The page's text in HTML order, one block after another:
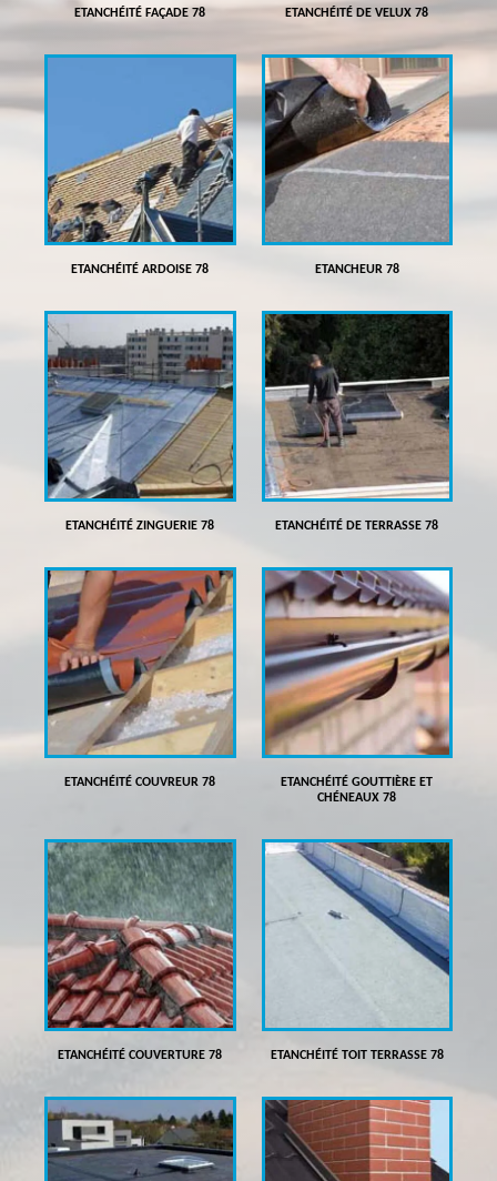
ETANCHÉITÉ FAÇADE 78 ETANCHÉITÉ DE VELUX 78
ETANCHÉITÉ ARDOISE 78 ETANCHEUR 78
ETANCHÉITÉ ZINGUERIE 78 ETANCHÉITÉ DE TERRASSE 78
ETANCHÉITÉ COUVREUR 78
ETANCHÉITÉ GOUTTIÈRE ET
CHÉNEAUX 78
ETANCHÉITÉ COUVERTURE 78 ETANCHÉITÉ TOIT TERRASSE 78